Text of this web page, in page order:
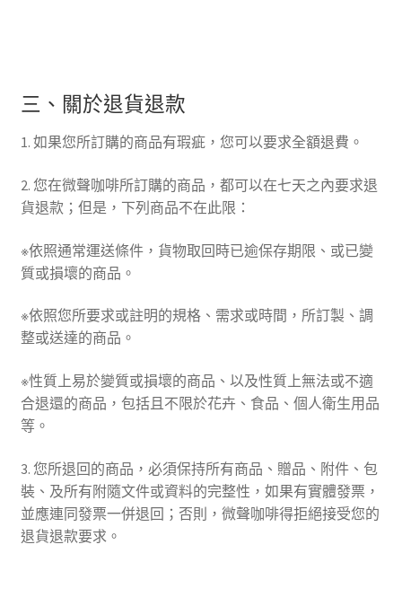
三、關於退貨退款
1. 如果您所訂購的商品有瑕疵，您可以要求全額退費。
2. 您在微聲咖啡所訂購的商品，都可以在七天之內要求退
貨退款；但是，下列商品不在此限：
※依照通常運送條件，貨物取回時已逾保存期限、或已變
質或損壞的商品。
※依照您所要求或註明的規格、需求或時間，所訂製、調
整或送達的商品。
※性質上易於變質或損壞的商品、以及性質上無法或不適
合退還的商品，包括且不限於花卉、食品、個人衛生用品
等。
3. 您所退回的商品，必須保持所有商品、贈品、附件、包
裝、及所有附隨文件或資料的完整性，如果有實體發票，
並應連同發票一併退回；否則，微聲咖啡得拒絕接受您的
退貨退款要求。